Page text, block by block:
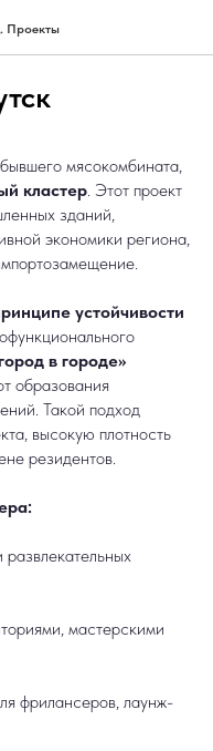
Проекты
мясокомбината,
кластер. Этот проект
зданий,
экономики региона,
устойчивости
в городе»
образования
Такой подход
высокую плотность
резидентов.
развлекательных
мастерскими
фрилансеров, лаунж-